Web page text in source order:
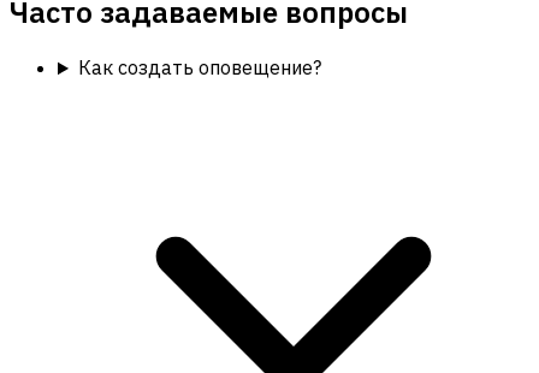
Часто задаваемые вопросы
Как создать оповещение?